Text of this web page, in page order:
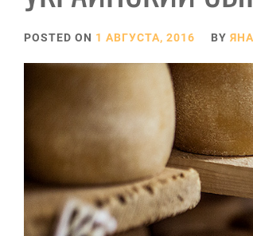
POSTED ON 1 АВГУСТА, 2016 BY